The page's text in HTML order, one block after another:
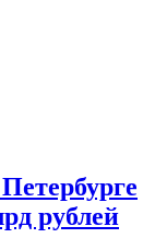
рублей